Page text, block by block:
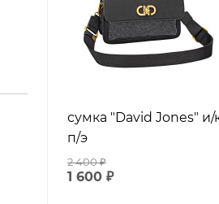
сумка "David Jones" и/
п/э
2 400₽
1 600 ₽